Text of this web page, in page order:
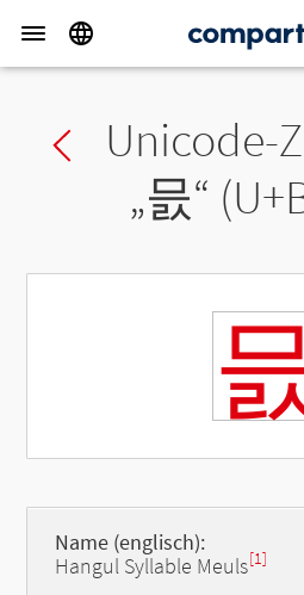
Previous char
Unicode-
„믌“
Name (englisch):
Hangul Syllable Meuls[1]